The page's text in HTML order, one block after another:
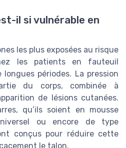
il si vulnérable en
les plus exposées au risque
les patients en fauteuil
périodes. La pression
du corps, combinée à
de lésions cutanées.
qu’ils soient en mousse
ou encore de type
conçus pour réduire cette
le talon.